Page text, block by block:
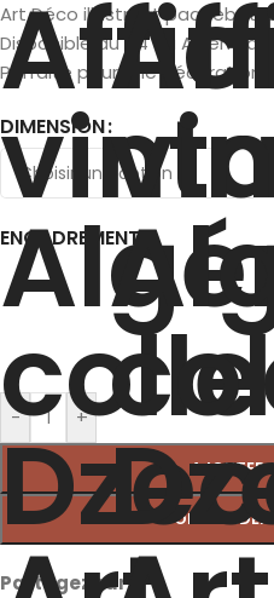
Art Déco illustrant paquebot,
Disponible du A4 au A1, en
Parfaite pour une décoration
DIMENSION
ENCADREMENT
- +
AJOUTER
Partagez sur